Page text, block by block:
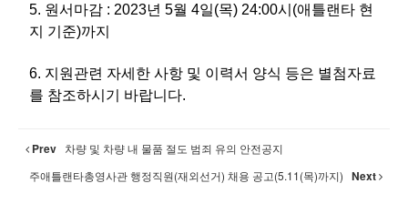
5. 원서마감 : 2023년 5월 4일(목) 24:00시(애틀랜타 현
지 기준)까지
6. 지원관련 자세한 사항 및 이력서 양식 등은 별첨자료
를 참조하시기 바랍니다.
Prev 차량 및 차량 내 물품 절도 범죄 유의 안전공지
주애틀랜타총영사관 행정직원(재외선거) 채용 공고(5.11(목)까지) Next